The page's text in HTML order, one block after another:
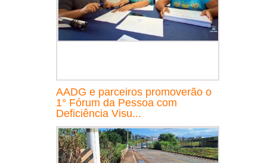
AADG e parceiros promoverão o
1° Fórum da Pessoa com
Deficiência Visu...